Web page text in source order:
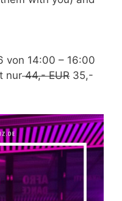
von 14:00 – 16:00
nur44,- EUR 35,-